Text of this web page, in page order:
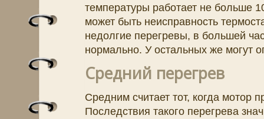
температуры работает не больше
может быть неисправность
недолгие перегревы, в большей
нормально. У остальных же могут
Средний перегрев
Средним считает тот, когда мотор
Последствия такого перегрева